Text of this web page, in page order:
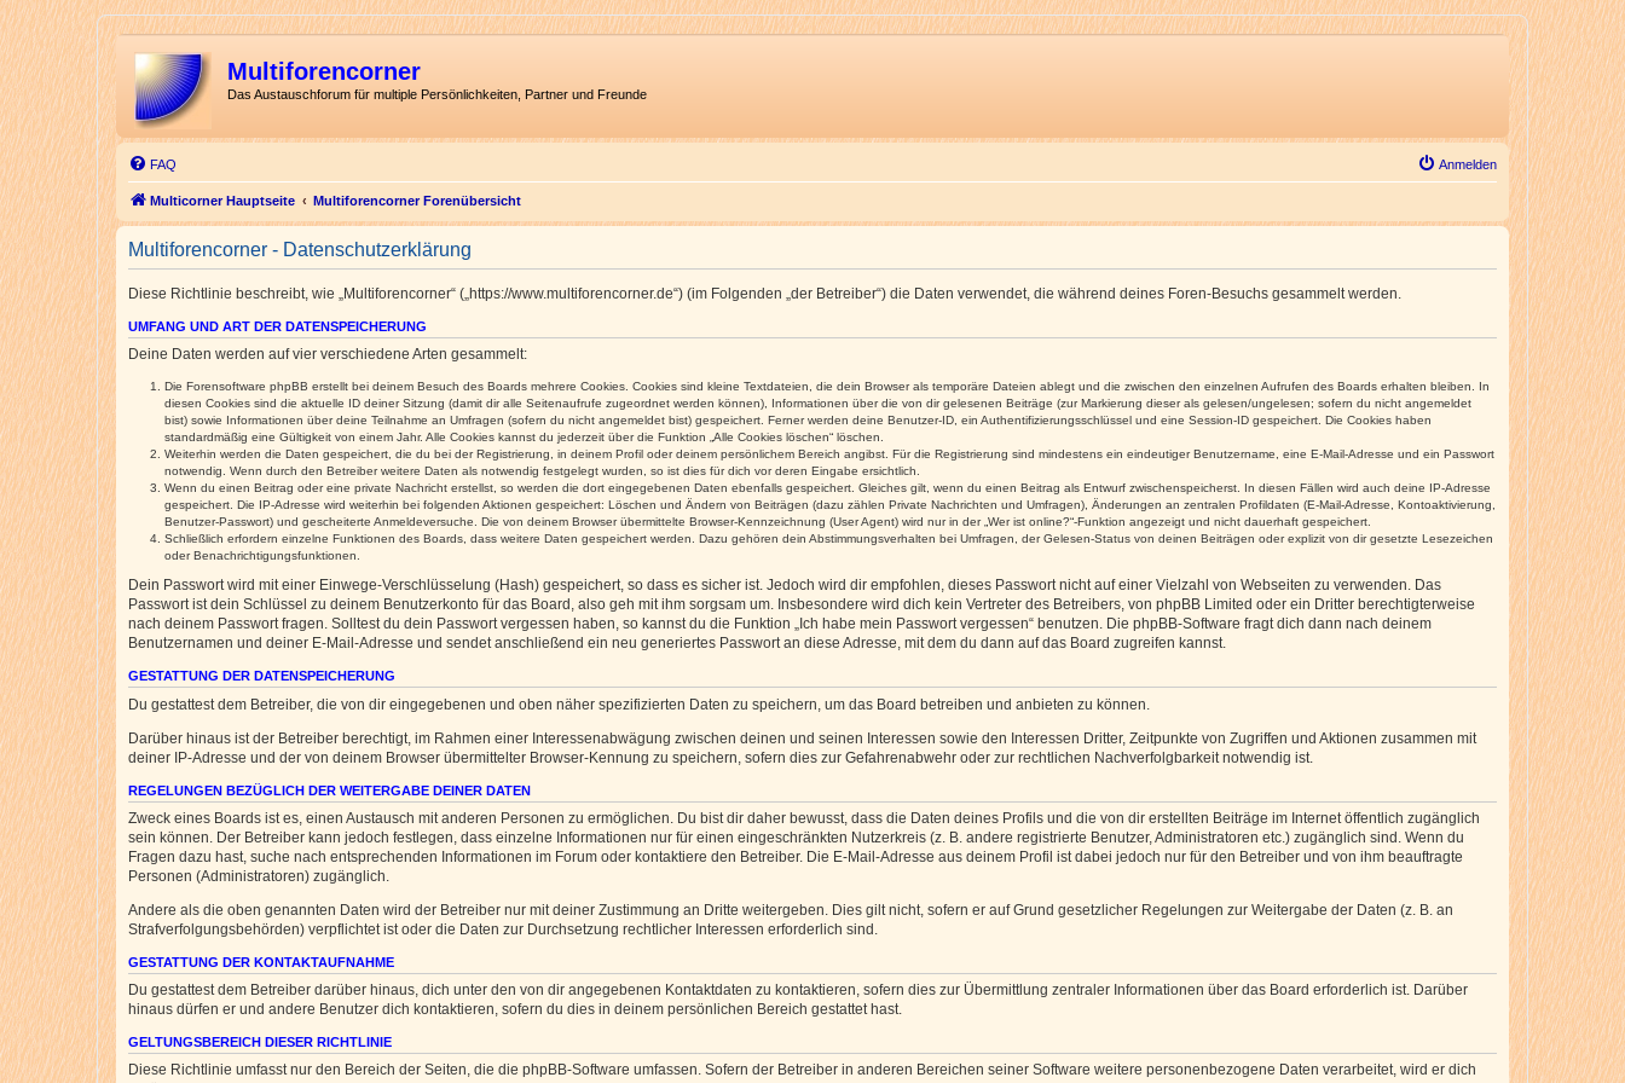
Multiforencorner
Das Austauschforum für multiple Persönlichkeiten, Partner und Freunde
FAQ Anmelden
Multicorner Hauptseite Multiforencorner Forenübersicht
Multiforencorner - Datenschutzerklärung
Diese Richtlinie beschreibt, wie „Multiforencorner“ („https://www.multiforencorner.de“) (im Folgenden „der Betreiber“) die Daten verwendet, die während deines Foren-Besuchs gesammelt werden.
UMFANG UND ART DER DATENSPEICHERUNG
Deine Daten werden auf vier verschiedene Arten gesammelt:
Die Forensoftware phpBB erstellt bei deinem Besuch des Boards mehrere Cookies. Cookies sind kleine Textdateien, die dein Browser als temporäre Dateien ablegt und die zwischen den einzelnen Aufrufen des Boards erhalten bleiben. In
diesen Cookies sind die aktuelle ID deiner Sitzung (damit dir alle Seitenaufrufe zugeordnet werden können), Informationen über die von dir gelesenen Beiträge (zur Markierung dieser als gelesen/ungelesen; sofern du nicht angemeldet
bist) sowie Informationen über deine Teilnahme an Umfragen (sofern du nicht angemeldet bist) gespeichert. Ferner werden deine Benutzer-ID, ein Authentifizierungsschlüssel und eine Session-ID gespeichert. Die Cookies haben
standardmäßig eine Gültigkeit von einem Jahr. Alle Cookies kannst du jederzeit über die Funktion „Alle Cookies löschen“ löschen.
Weiterhin werden die Daten gespeichert, die du bei der Registrierung, in deinem Profil oder deinem persönlichem Bereich angibst. Für die Registrierung sind mindestens ein eindeutiger Benutzername, eine E-Mail-Adresse und ein Passwort
notwendig. Wenn durch den Betreiber weitere Daten als notwendig festgelegt wurden, so ist dies für dich vor deren Eingabe ersichtlich.
Wenn du einen Beitrag oder eine private Nachricht erstellst, so werden die dort eingegebenen Daten ebenfalls gespeichert. Gleiches gilt, wenn du einen Beitrag als Entwurf zwischenspeicherst. In diesen Fällen wird auch deine IP-Adresse
gespeichert. Die IP-Adresse wird weiterhin bei folgenden Aktionen gespeichert: Löschen und Ändern von Beiträgen (dazu zählen Private Nachrichten und Umfragen), Änderungen an zentralen Profildaten (E-Mail-Adresse, Kontoaktivierung,
Benutzer-Passwort) und gescheiterte Anmeldeversuche. Die von deinem Browser übermittelte Browser-Kennzeichnung (User Agent) wird nur in der „Wer ist online?“-Funktion angezeigt und nicht dauerhaft gespeichert.
Schließlich erfordern einzelne Funktionen des Boards, dass weitere Daten gespeichert werden. Dazu gehören dein Abstimmungsverhalten bei Umfragen, der Gelesen-Status von deinen Beiträgen oder explizit von dir gesetzte Lesezeichen
oder Benachrichtigungsfunktionen.
Dein Passwort wird mit einer Einwege-Verschlüsselung (Hash) gespeichert, so dass es sicher ist. Jedoch wird dir empfohlen, dieses Passwort nicht auf einer Vielzahl von Webseiten zu verwenden. Das
Passwort ist dein Schlüssel zu deinem Benutzerkonto für das Board, also geh mit ihm sorgsam um. Insbesondere wird dich kein Vertreter des Betreibers, von phpBB Limited oder ein Dritter berechtigterweise
nach deinem Passwort fragen. Solltest du dein Passwort vergessen haben, so kannst du die Funktion „Ich habe mein Passwort vergessen“ benutzen. Die phpBB-Software fragt dich dann nach deinem
Benutzernamen und deiner E-Mail-Adresse und sendet anschließend ein neu generiertes Passwort an diese Adresse, mit dem du dann auf das Board zugreifen kannst.
GESTATTUNG DER DATENSPEICHERUNG
Du gestattest dem Betreiber, die von dir eingegebenen und oben näher spezifizierten Daten zu speichern, um das Board betreiben und anbieten zu können.
Darüber hinaus ist der Betreiber berechtigt, im Rahmen einer Interessenabwägung zwischen deinen und seinen Interessen sowie den Interessen Dritter, Zeitpunkte von Zugriffen und Aktionen zusammen mit
deiner IP-Adresse und der von deinem Browser übermittelter Browser-Kennung zu speichern, sofern dies zur Gefahrenabwehr oder zur rechtlichen Nachverfolgbarkeit notwendig ist.
REGELUNGEN BEZÜGLICH DER WEITERGABE DEINER DATEN
Zweck eines Boards ist es, einen Austausch mit anderen Personen zu ermöglichen. Du bist dir daher bewusst, dass die Daten deines Profils und die von dir erstellten Beiträge im Internet öffentlich zugänglich
sein können. Der Betreiber kann jedoch festlegen, dass einzelne Informationen nur für einen eingeschränkten Nutzerkreis (z. B. andere registrierte Benutzer, Administratoren etc.) zugänglich sind. Wenn du
Fragen dazu hast, suche nach entsprechenden Informationen im Forum oder kontaktiere den Betreiber. Die E-Mail-Adresse aus deinem Profil ist dabei jedoch nur für den Betreiber und von ihm beauftragte
Personen (Administratoren) zugänglich.
Andere als die oben genannten Daten wird der Betreiber nur mit deiner Zustimmung an Dritte weitergeben. Dies gilt nicht, sofern er auf Grund gesetzlicher Regelungen zur Weitergabe der Daten (z. B. an
Strafverfolgungsbehörden) verpflichtet ist oder die Daten zur Durchsetzung rechtlicher Interessen erforderlich sind.
GESTATTUNG DER KONTAKTAUFNAHME
Du gestattest dem Betreiber darüber hinaus, dich unter den von dir angegebenen Kontaktdaten zu kontaktieren, sofern dies zur Übermittlung zentraler Informationen über das Board erforderlich ist. Darüber
hinaus dürfen er und andere Benutzer dich kontaktieren, sofern du dies in deinem persönlichen Bereich gestattet hast.
GELTUNGSBEREICH DIESER RICHTLINIE
Diese Richtlinie umfasst nur den Bereich der Seiten, die die phpBB-Software umfassen. Sofern der Betreiber in anderen Bereichen seiner Software weitere personenbezogene Daten verarbeitet, wird er dich